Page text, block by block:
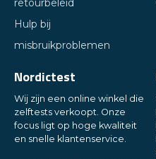
retourbeleid
Hulp bij
misbruikproblemen
Nordictest
Wij zijn een online winkel die
zelftests verkoopt. Onze
focus ligt op hoge kwaliteit
en snelle klantenservice.